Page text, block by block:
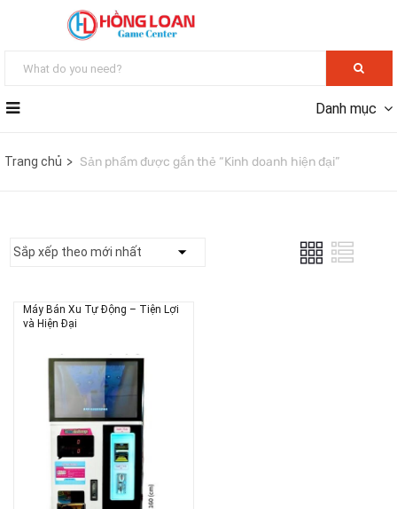
Danh mục
Trang chủ Sản phẩm được gắn thẻ “Kinh doanh hiện đại”
Máy Bán Xu Tự Động – Tiện Lợi
và Hiện Đại